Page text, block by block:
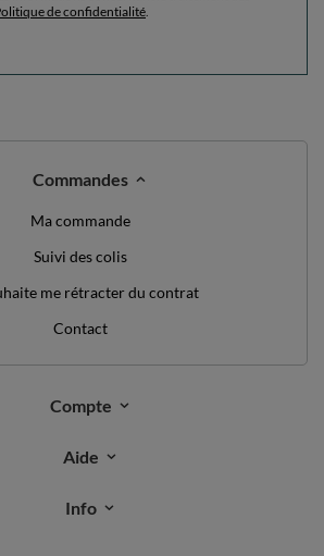
de confidentialité
Commandes
Ma commande
Suivi des colis
me rétracter du contrat
Contact
Compte
Aide
Info